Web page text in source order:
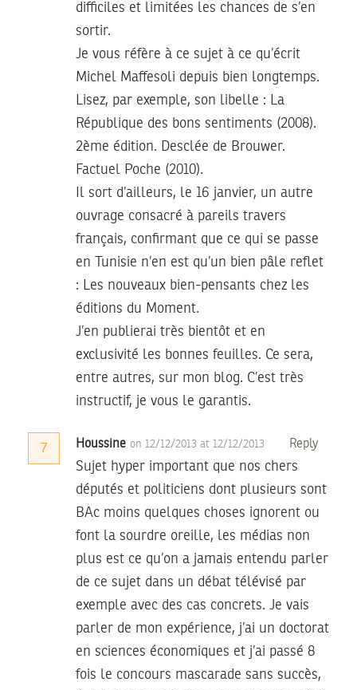
difficiles et limitées les chances de s’en
sortir.
Je vous réfère à ce sujet à ce qu’écrit
Michel Maffesoli depuis bien longtemps.
Lisez, par exemple, son libelle : La
République des bons sentiments (2008).
2ème édition. Desclée de Brouwer.
Factuel Poche (2010).
Il sort d’ailleurs, le 16 janvier, un autre
ouvrage consacré à pareils travers
français, confirmant que ce qui se passe
en Tunisie n’en est qu’un bien pâle reflet
: Les nouveaux bien-pensants chez les
éditions du Moment.
J’en publierai très bientôt et en
exclusivité les bonnes feuilles. Ce sera,
entre autres, sur mon blog. C’est très
instructif, je vous le garantis.
7 Houssine on 12/12/2013 at 12/12/2013 Reply
Sujet hyper important que nos chers
députés et politiciens dont plusieurs sont
BAc moins quelques choses ignorent ou
font la sourdre oreille, les médias non
plus est ce qu’on a jamais entendu parler
de ce sujet dans un débat télévisé par
exemple avec des cas concrets. Je vais
parler de mon expérience, j’ai un doctorat
en sciences économiques et j’ai passé 8
fois le concours mascarade sans succès,